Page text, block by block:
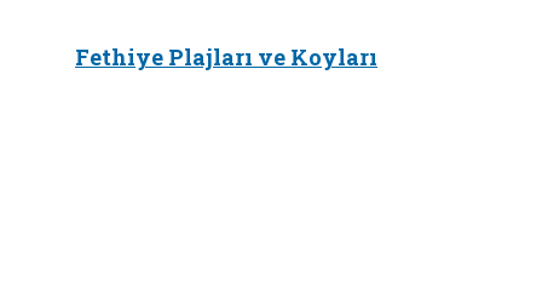
Fethiye Plajları ve Koyları